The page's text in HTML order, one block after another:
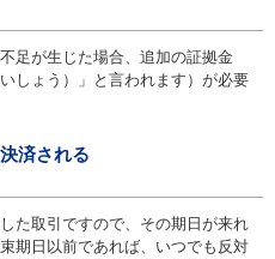
足が生じた場合、追加の証拠金
しょう）」と言われます）が必要
済される
た取引ですので、その期日が来れ
期日以前であれば、いつでも反対